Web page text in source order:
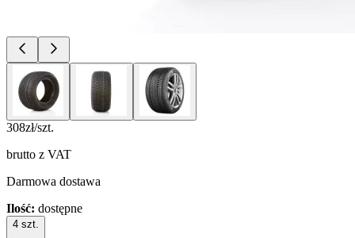
308zł/szt.
brutto z VAT
Darmowa dostawa
Ilość: dostępne
4 szt.